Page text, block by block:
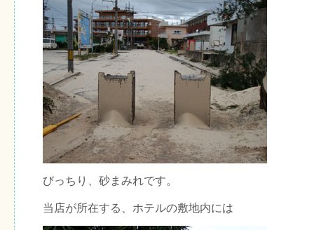
びっちり、砂まみれです。
当店が所在する、ホテルの敷地内には